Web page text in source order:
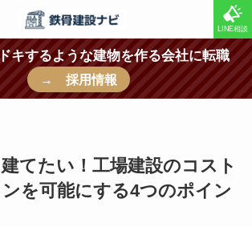
LINE相談
キするような建物を作る会社に転職
→ 採用情報
てたい！工場建設のコスト
を可能にする4つのポイン